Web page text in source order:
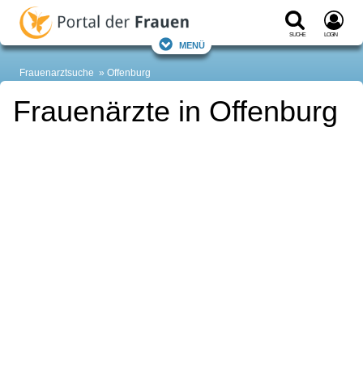
Suche Login
Menü
Frauenarztsuche Offenburg
Frauenärzte in Offenburg